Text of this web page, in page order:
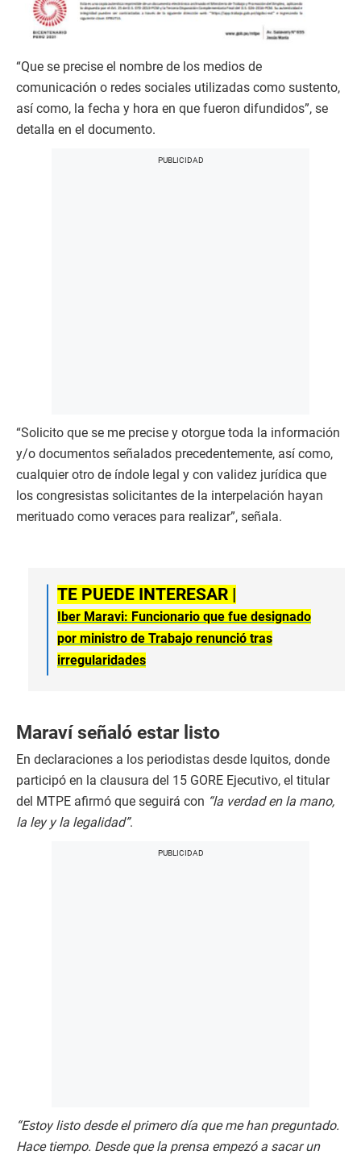
“Que se precise el nombre de los medios de
comunicación o redes sociales utilizadas como sustento,
así como, la fecha y hora en que fueron difundidos”, se
detalla en el documento.
“Solicito que se me precise y otorgue toda la información
y/o documentos señalados precedentemente, así como,
cualquier otro de índole legal y con validez jurídica que
los congresistas solicitantes de la interpelación hayan
merituado como veraces para realizar”, señala.
TE PUEDE INTERESAR |
Iber Maravi: Funcionario que fue designado
por ministro de Trabajo renunció tras
irregularidades
Maraví señaló estar listo
En declaraciones a los periodistas desde Iquitos, donde
participó en la clausura del 15 GORE Ejecutivo, el titular
del MTPE afirmó que seguirá con “la verdad en la mano,
la ley y la legalidad”.
“Estoy listo desde el primero día que me han preguntado.
Hace tiempo. Desde que la prensa empezó a sacar un